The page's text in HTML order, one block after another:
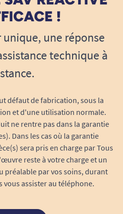
!
une réponse
technique à
défaut de fabrication, sous la
et d'une utilisation normale.
ne rentre pas dans la garantie
Dans les cas où la garantie
sera pris en charge par Tous
reste à votre charge et un
préalable par vos soins, durant
assister au téléphone.